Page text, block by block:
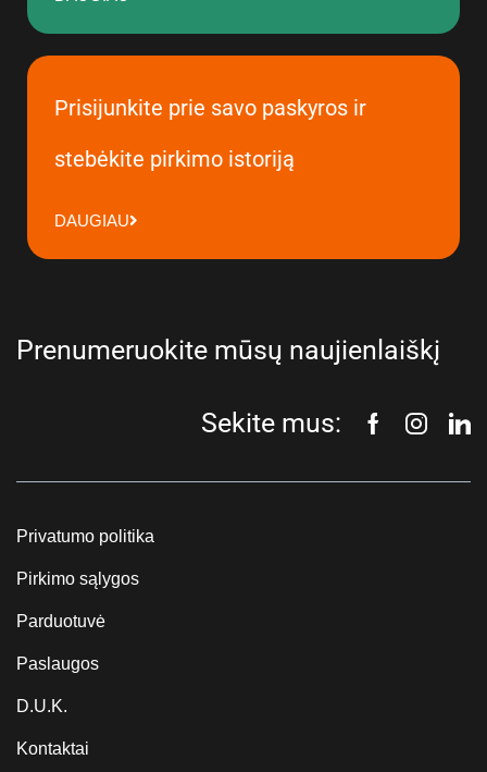
Prisijunkite prie savo paskyros ir
stebėkite pirkimo istoriją
DAUGIAU
Prenumeruokite mūsų naujienlaiškį
Sekite mus:
Privatumo politika
Pirkimo sąlygos
Parduotuvė
Paslaugos
D.U.K.
Kontaktai